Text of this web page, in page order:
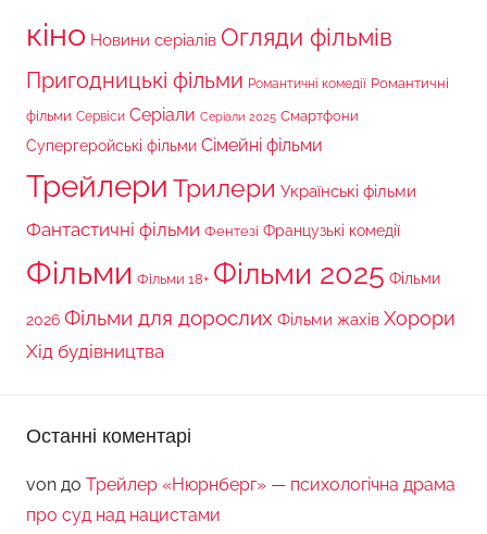
кіно Новини серіалів Огляди фільмів
Пригодницькі фільми Романтичні комедії Романтичні
фільми Сервіси Серіали Серіали 2025 Смартфони
Супергеройські фільми Сімейні фільми
Трейлери Трилери Українські фільми
Фантастичні фільми Фентезі Французькі комедії
Фільми Фільми 18+ Фільми 2025 Фільми
2026 Фільми для дорослих Фільми жахів Хорори
Хід будівництва
Останні коментарі
von до Трейлер «Нюрнберг» — психологічна драма
про суд над нацистами